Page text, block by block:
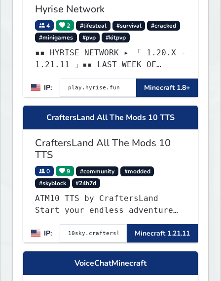
Hyrise Network
4 2 #lifesteal #survival
#cracked
#minigames
#pvp #kitpvp
▪▪ HYRISE NETWORK ▸ 「 1.20.X -
1.21.11 」▪▪ LAST WEEK OF
LIFESTEAL! ┃ discord.gg/hyrise
IP:
Minecraft 1.8+
CraftersLand All The Mods 10 TTS
CraftersLand All The Mods 10
TTS
0 9 #community
#modded
#skyblock
#24h7d
ATM10 TTS by CraftersLand
Start your endless adventure
now! v2.0.2
IP:
Minecraft 1.21.11
VoiceChatMinecraft